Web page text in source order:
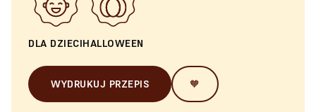
DLA DZIECIHALLOWEEN
WYDRUKUJ PRZEPIS 🧡